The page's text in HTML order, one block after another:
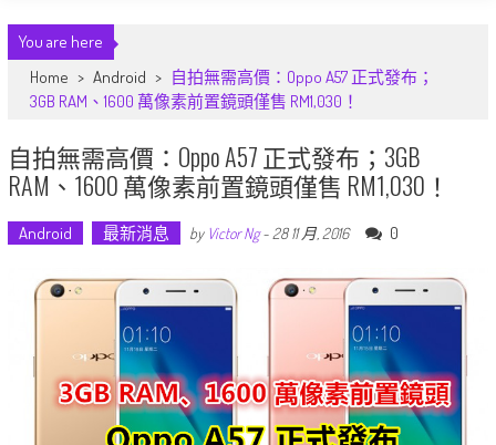
You are here
Home > Android > 自拍無需高價：Oppo A57 正式發布；
3GB RAM、1600 萬像素前置鏡頭僅售 RM1,030！
自拍無需高價：Oppo A57 正式發布；3GB
RAM、1600 萬像素前置鏡頭僅售 RM1,030！
Android 最新消息 by Victor Ng- 28 11 月, 2016 0